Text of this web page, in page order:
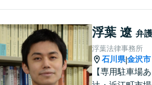
浮葉 遼 弁
浮葉法律事務所
石川県|金沢市
【専用駐車場